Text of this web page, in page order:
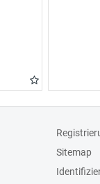
Sitemap